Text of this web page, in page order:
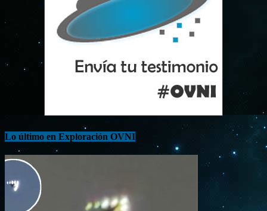
Lo último en Exploración OVNI